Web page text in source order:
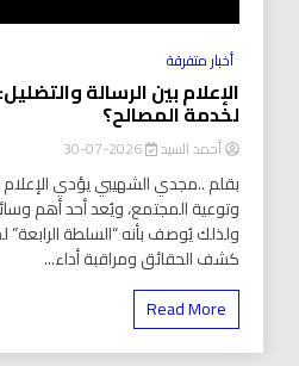
أخبار متفرقة
الإعلام بين الرسالة
لخدمة المصالح؟
أحمد السيد 2026-07-30
بقلم ..مجدي الشهيبي يؤدي الإعلام
وتوعية المجتمع، ويُعد أحد أهم
ولذلك يُوصف بأنه “السلطة
كشف الحقائق ومراقبة أداء...
Read More